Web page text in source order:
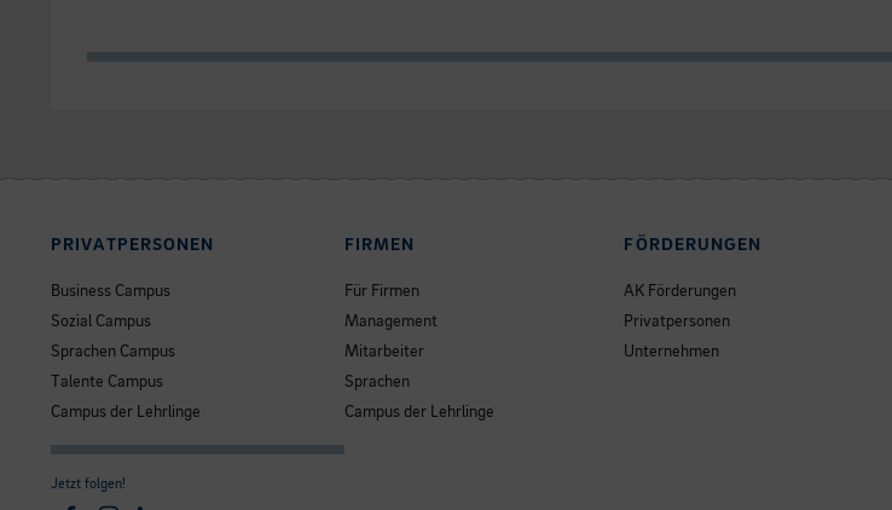
PRIVATPERSONEN
Business Campus
Sozial Campus
Sprachen Campus
Talente Campus
Campus der Lehrlinge
Jetzt folgen!
FIRMEN
Für Firmen
Management
Mitarbeiter
Sprachen
Campus der Lehrlinge
FÖRDERUNGEN
AK Förderungen
Privatpersonen
Unternehmen